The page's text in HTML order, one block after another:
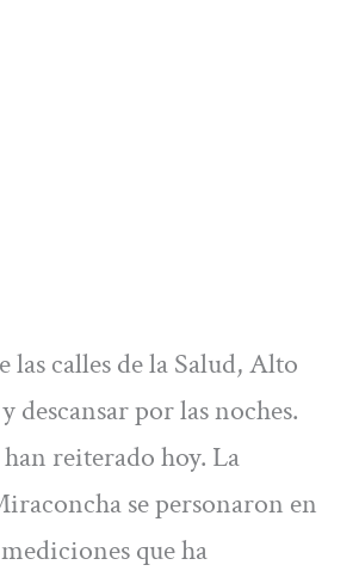
calles de la Salud, Alto
por las noches.
reiterado hoy. La
se personaron en
que ha